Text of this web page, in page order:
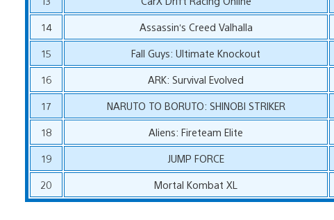
14
Assassin‘s Creed Valhalla
15
Fall Guys: Ultimate Knockout
16
ARK: Survival Evolved
17
NARUTO TO BORUTO: SHINOBI STRIKER
18
Aliens: Fireteam Elite
19
JUMP FORCE
20
Mortal Kombat XL